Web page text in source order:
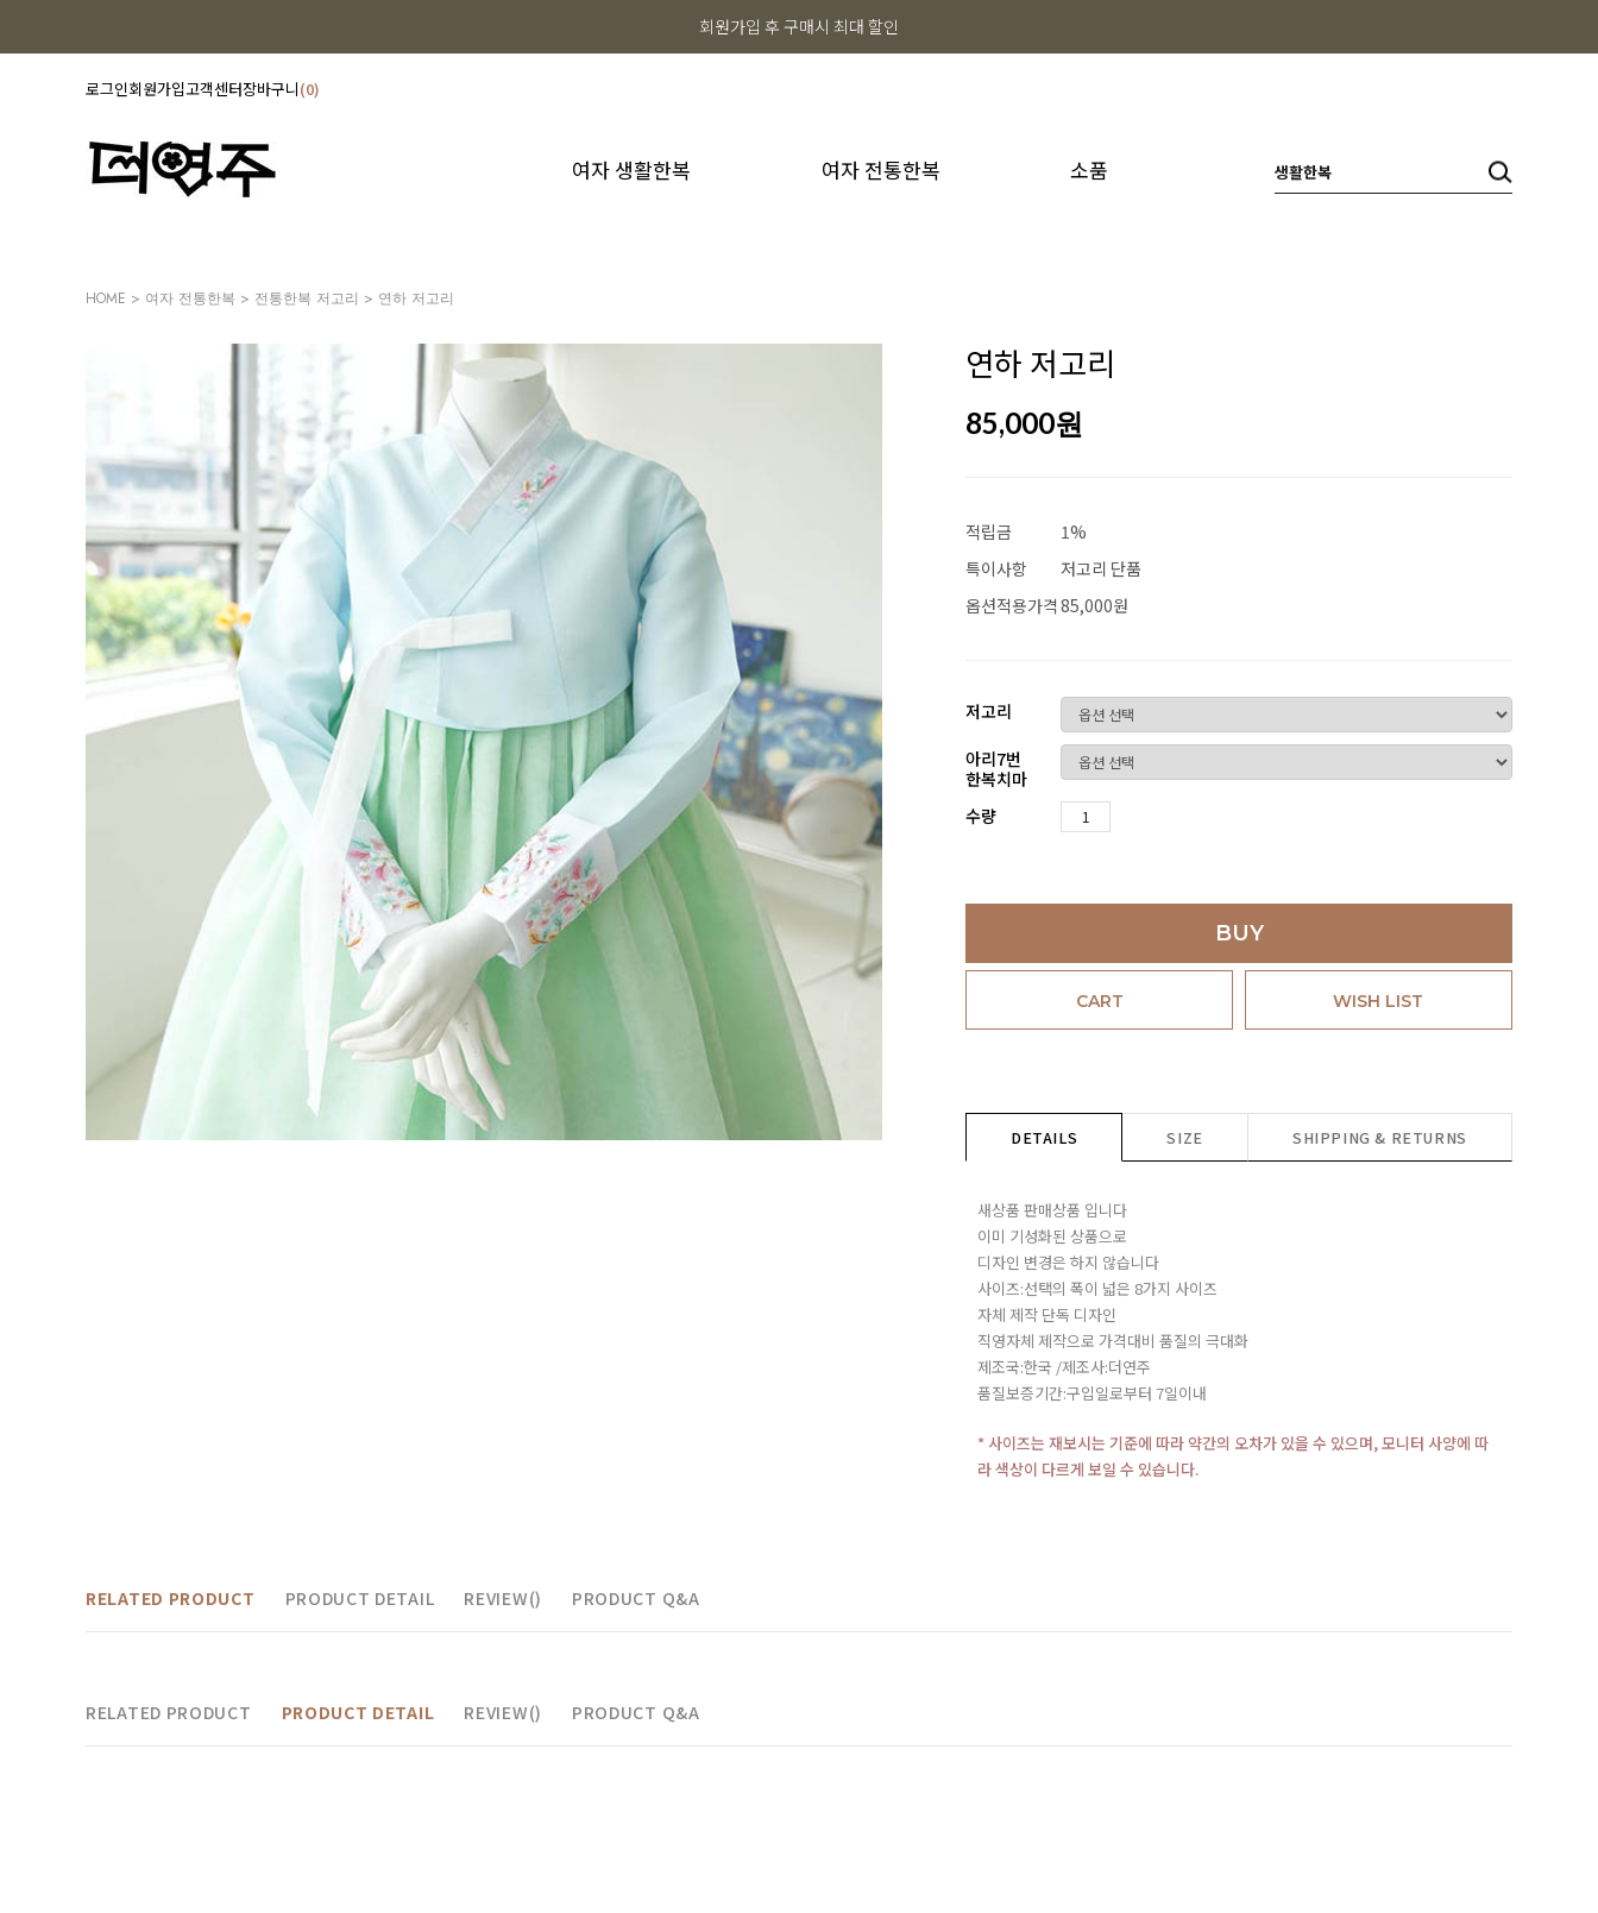
회원가입 후 구매시 최대 할인
로그인회원가입고객센터장바구니 0
여자 생활한복 여자 전통한복 소품
HOME > 여자 전통한복 > 전통한복 저고리 > 연하 저고리
연하 저고리
85,000원
적립금
1%
특이사항
저고리 단품
옵션적용가격 85,000원
저고리
아리7번
한복치마
수량
BUY
CART WISH LIST
DETAILS SIZE SHIPPING & RETURNS
새상품 판매상품 입니다
이미 기성화된 상품으로
디자인 변경은 하지 않습니다
사이즈:선택의 폭이 넓은 8가지 사이즈
자체 제작 단독 디자인
직영자체 제작으로 가격대비 품질의 극대화
제조국:한국 /제조사:더연주
품질보증기간:구입일로부터 7일이내
* 사이즈는 재보시는 기준에 따라 약간의 오차가 있을 수 있으며, 모니터 사양에 따
라 색상이 다르게 보일 수 있습니다.
RELATED PRODUCT PRODUCT DETAIL REVIEW() PRODUCT Q&A
RELATED PRODUCT PRODUCT DETAIL REVIEW() PRODUCT Q&A